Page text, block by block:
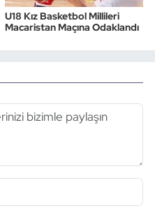
U18 Kız Basketbol Millileri
Macaristan Maçına Odaklandı